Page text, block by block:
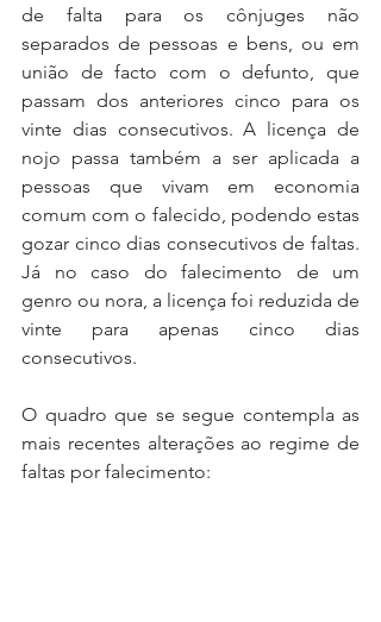
de falta para os cônjuges não
separados de pessoas e bens, ou em
união de facto com o defunto, que
passam dos anteriores cinco para os
vinte dias consecutivos. A licença de
nojo passa também a ser aplicada a
pessoas que vivam em economia
comum com o falecido, podendo estas
gozar cinco dias consecutivos de faltas.
Já no caso do falecimento de um
genro ou nora, a licença foi reduzida de
vinte para apenas cinco dias
consecutivos.
O quadro que se segue contempla as
mais recentes alterações ao regime de
faltas por falecimento: